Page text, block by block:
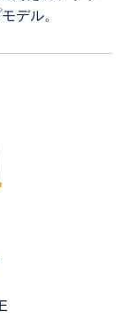
デル。